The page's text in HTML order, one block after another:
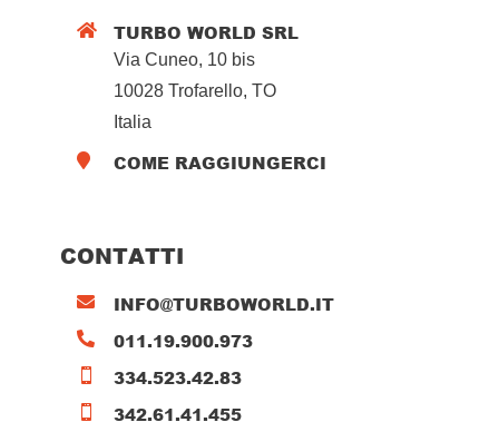
 TURBO WORLD SRL
Via Cuneo, 10 bis
10028 Trofarello, TO
Italia
 COME RAGGIUNGERCI
CONTATTI
 INFO@TURBOWORLD.IT
 011.19.900.973
 334.523.42.83
 342.61.41.455